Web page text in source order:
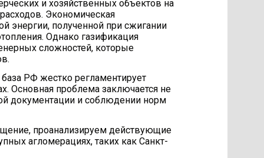
и хозяйственных объектов на
Экономическая
энергии, полученной при сжигании
Однако газификация
сложностей, которые
РФ жестко регламентирует
Основная проблема заключается не
документации и соблюдении норм
проанализируем действующие
агломерациях, таких как Санкт-